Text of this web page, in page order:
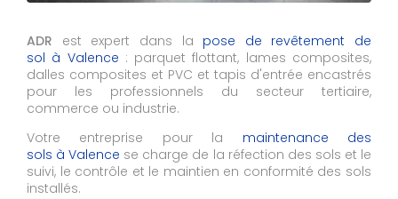
ADR est expert dans la pose de revêtement de
sol à Valence : parquet flottant, lames composites,
dalles composites et PVC et tapis d'entrée encastrés
pour les professionnels du secteur tertiaire,
commerce ou industrie.
Votre entreprise pour la maintenance des
sols à Valence se charge de la réfection des sols et le
suivi, le contrôle et le maintien en conformité des sols
installés.